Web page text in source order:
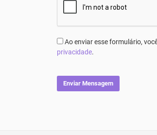
Ao enviar esse formulário,
privacidade.
Enviar Mensagem